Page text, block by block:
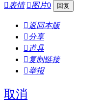
表情 图片0
 返回本版
分享
 道具
 复制链接
举报
取消